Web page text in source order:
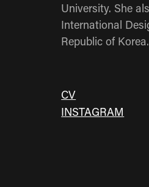
University. She
International
Republic of Korea.
CV​​​​​​​
INSTAGRAM